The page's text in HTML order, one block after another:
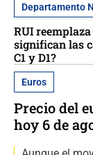
RUI reemplaza
significan las
C1 y D1?
Euros
Precio del
hoy 6 de